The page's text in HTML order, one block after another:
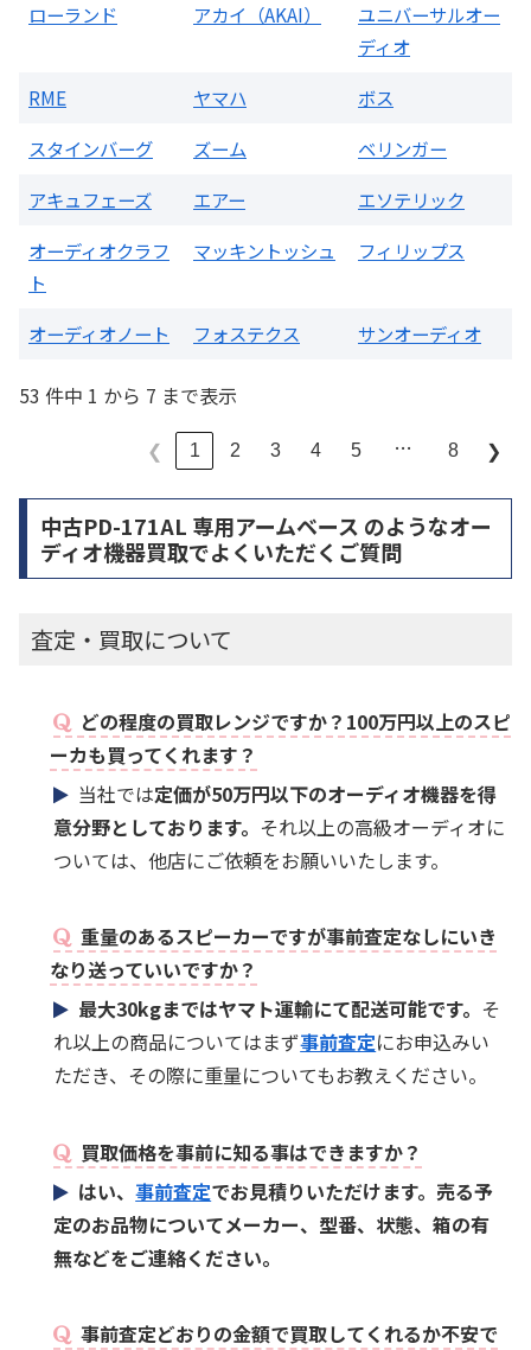
ローランド
アカイ（AKAI）
ユニバーサルオー
ディオ
RME
ヤマハ
ボス
スタインバーグ
ズーム
ベリンガー
アキュフェーズ
エアー
エソテリック
オーディオクラフ
ト
マッキントッシュ フィリップス
オーディオノート フォステクス サンオーディオ
53 件中 1 から 7 まで表示
❮ 1 2 3 4 5 … 8 ❯
中古PD-171AL 専用アームベース のようなオー
ディオ機器買取でよくいただくご質問
査定・買取について
どの程度の買取レンジですか？100万円以上のスピ
ーカも買ってくれます？
当社では定価が50万円以下のオーディオ機器を得
意分野としております。 それ以上の高級オーディオに
ついては、他店にご依頼をお願いいたします。
重量のあるスピーカーですが事前査定なしにいき
なり送っていいですか？
最大30kgまではヤマト運輸にて配送可能です。 そ
れ以上の商品についてはまず事前査定にお申込みい
ただき、その際に重量についてもお教えください。
買取価格を事前に知る事はできますか？
はい、事前査定でお見積りいただけます。売る予
定のお品物についてメーカー、型番、状態、箱の有
無などをご連絡ください。
事前査定どおりの金額で買取してくれるか不安で